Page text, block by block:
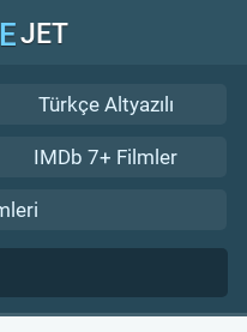
JET
Türkçe Altyazılı
IMDb 7+ Filmler